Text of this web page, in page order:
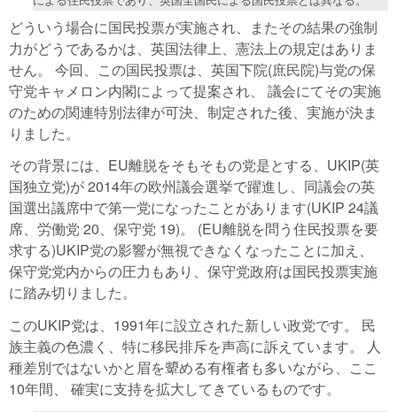
どういう場合に国民投票が実施され、またその結果の強制
力がどうであるかは、英国法律上、憲法上の規定はありま
せん。 今回、この国民投票は、英国下院(庶民院)与党の保
守党キャメロン内閣によって提案され、 議会にてその実施
のための関連特別法律が可決、制定された後、実施が決ま
りました。
その背景には、EU離脱をそもそもの党是とする、UKIP(英
国独立党)が 2014年の欧州議会選挙で躍進し、同議会の英
国選出議席中で第一党になったことがあります(UKIP 24議
席、労働党 20、保守党 19)。 (EU離脱を問う住民投票を要
求する)UKIP党の影響が無視できなくなったことに加え、
保守党党内からの圧力もあり、保守党政府は国民投票実施
に踏み切りました。
このUKIP党は、1991年に設立された新しい政党です。 民
族主義の色濃く、特に移民排斥を声高に訴えています。 人
種差別ではないかと眉を顰める有権者も多いながら、ここ
10年間、 確実に支持を拡大してきているものです。